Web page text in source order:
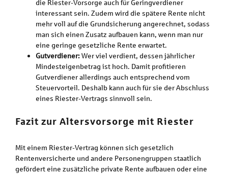
die Riester-Vorsorge auch für Geringverdiener
interessant sein. Zudem wird die spätere Rente nicht
mehr voll auf die Grundsicherung angerechnet, sodass
man sich einen Zusatz aufbauen kann, wenn man nur
eine geringe gesetzliche Rente erwartet.
Gutverdiener:Wer viel verdient, dessen jährlicher
Mindesteigenbetrag ist hoch. Damit profitieren
Gutverdiener allerdings auch entsprechend vom
Steuervorteil. Deshalb kann auch für sie der Abschluss
eines Riester-Vertrags sinnvoll sein.
Fazit zur Altersvorsorge mit Riester
Mit einem Riester-Vertrag können sich gesetzlich
Rentenversicherte und andere Personengruppen staatlich
gefördert eine zusätzliche private Rente aufbauen oder eine